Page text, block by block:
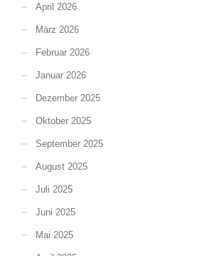
April 2026
März 2026
Februar 2026
Januar 2026
Dezember 2025
Oktober 2025
September 2025
August 2025
Juli 2025
Juni 2025
Mai 2025